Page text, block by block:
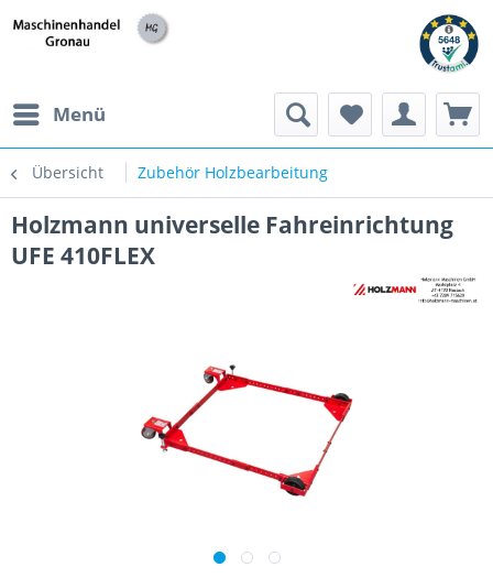
Menü
Übersicht Zubehör Holzbearbeitung
Holzmann universelle Fahreinrichtung
UFE 410FLEX